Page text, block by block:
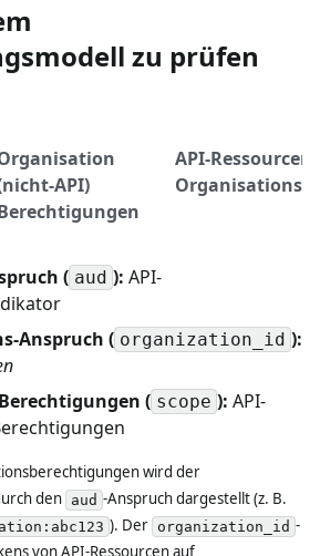
zu prüfen
API)
API-Ressourcen
( aud ): API-
Anspruch ( organization_id ):
( scope ): API-
wird der
den aud -Anspruch dargestellt (z. B.
). Der organization_id -
von API-Ressourcen auf